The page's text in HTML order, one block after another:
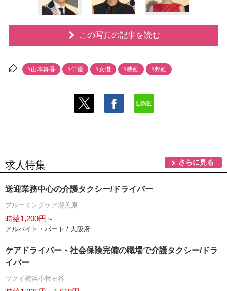
この写真の記事を読む
#山本舞香 #俳優 #女優 #映画 #邦画
求人特集 さらに見る
送迎業務中心の介護タクシー/ドライバー
ブルーミングケア堺美原
時給1,200円～
アルバイト・パート / 大阪府
ケアドライバー・社会保険完備の職場で介護タクシー/ドラ
イバー
ツクイ横浜小菅ヶ谷